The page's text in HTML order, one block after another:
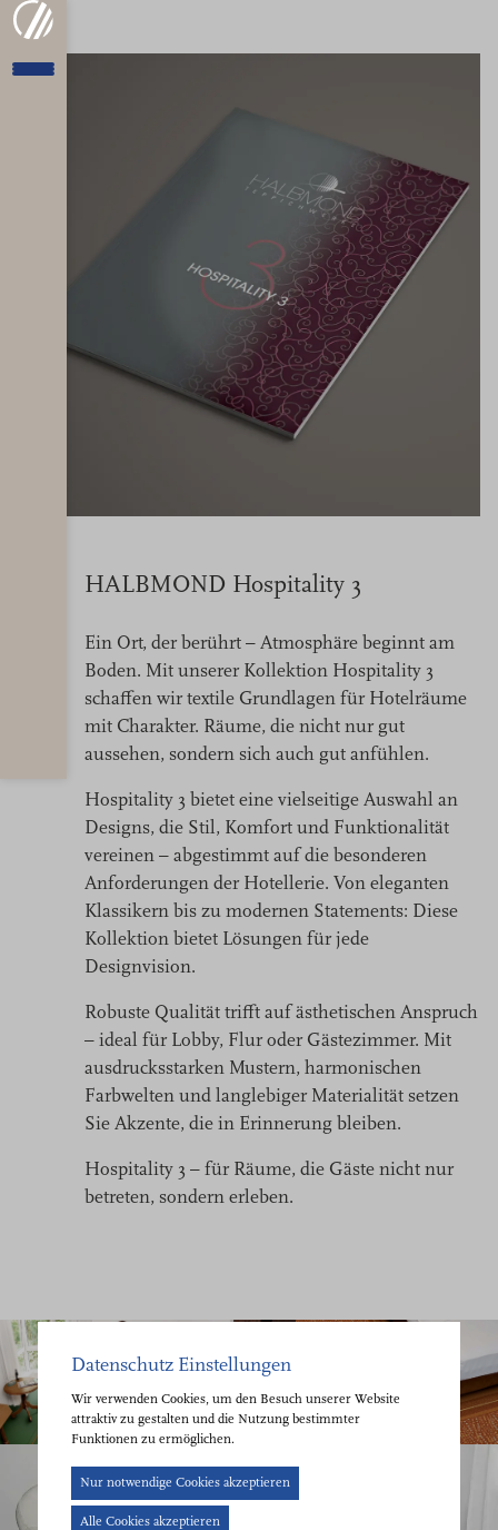
HALBMOND Hospitality 3
Ein Ort, der berührt – Atmosphäre beginnt am
Boden. Mit unserer Kollektion Hospitality 3
schaffen wir textile Grundlagen für Hotelräume
mit Charakter. Räume, die nicht nur gut
aussehen, sondern sich auch gut anfühlen.
Hospitality 3 bietet eine vielseitige Auswahl an
Designs, die Stil, Komfort und Funktionalität
vereinen – abgestimmt auf die besonderen
Anforderungen der Hotellerie. Von eleganten
Klassikern bis zu modernen Statements: Diese
Kollektion bietet Lösungen für jede
Designvision.
Robuste Qualität trifft auf ästhetischen Anspruch
– ideal für Lobby, Flur oder Gästezimmer. Mit
ausdrucksstarken Mustern, harmonischen
Farbwelten und langlebiger Materialität setzen
Sie Akzente, die in Erinnerung bleiben.
Hospitality 3 – für Räume, die Gäste nicht nur
betreten, sondern erleben.
Datenschutz Einstellungen
Wir verwenden Cookies, um den Besuch unserer Website
attraktiv zu gestalten und die Nutzung bestimmter
Funktionen zu ermöglichen.
Nur notwendige Cookies akzeptieren
Alle Cookies akzeptieren
Cookie-